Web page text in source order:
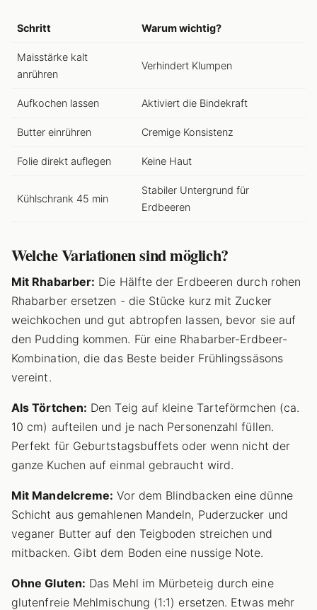
Schritt Warum wichtig?
Maisstärke kalt
anrühren
Verhindert Klumpen
Aufkochen lassen Aktiviert die Bindekraft
Butter einrühren Cremige Konsistenz
Folie direkt auflegen Keine Haut
Kühlschrank 45 min
Stabiler Untergrund für
Erdbeeren
Welche Variationen sind möglich?
Mit Rhabarber: Die Hälfte der Erdbeeren durch rohen
Rhabarber ersetzen - die Stücke kurz mit Zucker
weichkochen und gut abtropfen lassen, bevor sie auf
den Pudding kommen. Für eine Rhabarber-Erdbeer-
Kombination, die das Beste beider Frühlingssäsons
vereint.
Als Törtchen: Den Teig auf kleine Tarteförmchen (ca.
10 cm) aufteilen und je nach Personenzahl füllen.
Perfekt für Geburtstagsbuffets oder wenn nicht der
ganze Kuchen auf einmal gebraucht wird.
Mit Mandelcreme: Vor dem Blindbacken eine dünne
Schicht aus gemahlenen Mandeln, Puderzucker und
veganer Butter auf den Teigboden streichen und
mitbacken. Gibt dem Boden eine nussige Note.
Ohne Gluten: Das Mehl im Mürbeteig durch eine
glutenfreie Mehlmischung (1:1) ersetzen. Etwas mehr